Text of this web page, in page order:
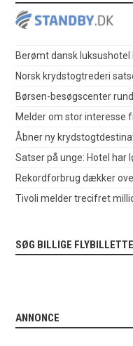
Berømt dansk
Norsk krydstogtrederi
Børsen-besøgscenter
Melder om stor interesse
Åbner ny
Satser på unge: Hotel
Rekordforbrug dækker
Tivoli melder trecifret
SØG BILLIGE
ANNONCE